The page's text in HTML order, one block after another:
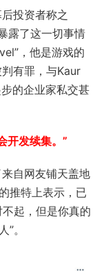
投资者称之
露了这一切事情
，他是游戏的
有罪，与Kaur
的企业家私交甚
开发续集。”
自网友铺天盖地
推特上表示，已
起，但是你真的
。